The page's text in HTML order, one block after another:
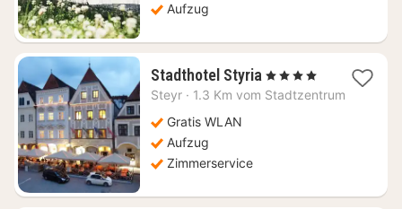
Aufzug
Stadthotel Styria 1
Nacht
, 4 Sterne
Steyr · 1.3 Km vom Stadtzentrum
Gratis WLAN
Aufzug
Zimmerservice